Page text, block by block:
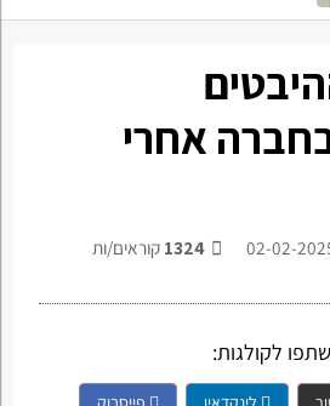
אחרי
1324 קוראים/ות
שתפו לקולגות: